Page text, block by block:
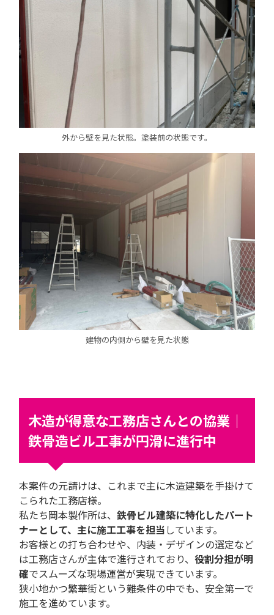
外から壁を見た状態。塗装前の状態です。
建物の内側から壁を見た状態
木造が得意な工務店さんとの協業｜
鉄骨造ビル工事が円滑に進行中
本案件の元請けは、これまで主に木造建築を手掛けて
こられた工務店様。
私たち岡本製作所は、 鉄骨ビル建築に特化したパート
ナーとして、主に施工工事を担当しています。
お客様との打ち合わせや、内装・デザインの選定など
は工務店さんが主体で進行されており、 役割分担が明
確でスムーズな現場運営が実現できています。
狭小地かつ繁華街という難条件の中でも、安全第一で
施工を進めています。